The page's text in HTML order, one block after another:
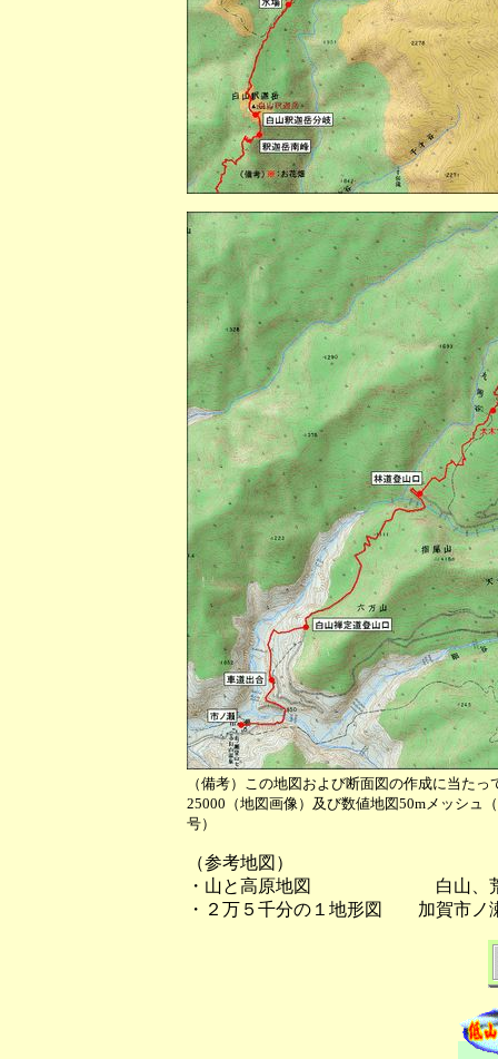
（備考）この地図および断面図の作成に当た
25000（地図画像）及び数値地図50mメッシ
号）
（参考地図）
・山と高原地図 白山、荒
・２万５千分の１地形図 加賀市ノ